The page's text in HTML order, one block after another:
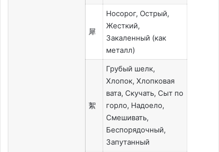
犀
Носорог, Острый,
Жесткий,
Закаленный (как
металл)
絮
Грубый шелк,
Хлопок, Хлопковая
вата, Скучать, Сыт по
горло, Надоело,
Смешивать,
Беспорядочный,
Запутанный